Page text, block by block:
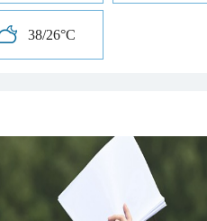
38/26°C